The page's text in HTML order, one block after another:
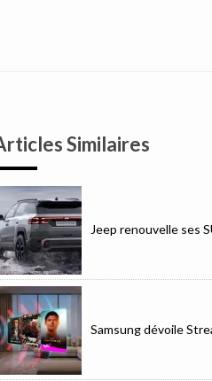
Similaires
Jeep renouvelle ses
Samsung dévoile